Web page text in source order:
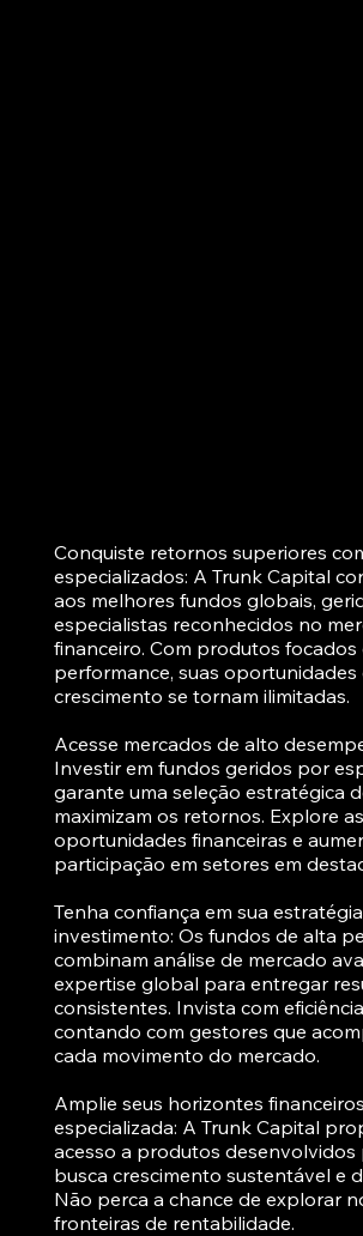
Conquiste retornos superiores
especializados: A Trunk Capital
aos melhores fundos globais,
especialistas reconhecidos no
financeiro. Com produtos focados
performance, suas oportunidades
crescimento se tornam ilimitadas.
Acesse mercados de alto
Investir em fundos geridos por
garante uma seleção estratégica
maximizam os retornos. Explore
oportunidades financeiras e
participação em setores em
Tenha confiança em sua
investimento: Os fundos de alta
combinam análise de mercado
expertise global para entregar
consistentes. Invista com
contando com gestores que
cada movimento do mercado.
Amplie seus horizontes
especializada: A Trunk Capital
acesso a produtos desenvolvidos
busca crescimento sustentável e
Não perca a chance de explorar
fronteiras de rentabilidade.